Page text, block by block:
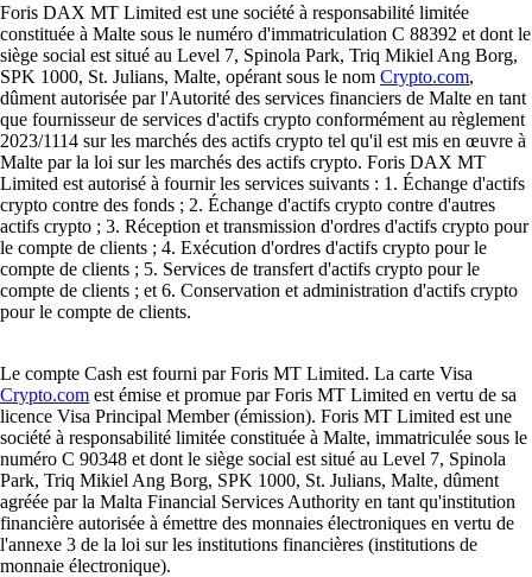
Foris DAX MT Limited est une société à responsabilité limitée
constituée à Malte sous le numéro d'immatriculation C 88392 et dont le
siège social est situé au Level 7, Spinola Park, Triq Mikiel Ang Borg,
SPK 1000, St. Julians, Malte, opérant sous le nom Crypto.com,
dûment autorisée par l'Autorité des services financiers de Malte en tant
que fournisseur de services d'actifs crypto conformément au règlement
2023/1114 sur les marchés des actifs crypto tel qu'il est mis en œuvre à
Malte par la loi sur les marchés des actifs crypto. Foris DAX MT
Limited est autorisé à fournir les services suivants : 1. Échange d'actifs
crypto contre des fonds ; 2. Échange d'actifs crypto contre d'autres
actifs crypto ; 3. Réception et transmission d'ordres d'actifs crypto pour
le compte de clients ; 4. Exécution d'ordres d'actifs crypto pour le
compte de clients ; 5. Services de transfert d'actifs crypto pour le
compte de clients ; et 6. Conservation et administration d'actifs crypto
pour le compte de clients.
Le compte Cash est fourni par Foris MT Limited. La carte Visa
Crypto.com est émise et promue par Foris MT Limited en vertu de sa
licence Visa Principal Member (émission). Foris MT Limited est une
société à responsabilité limitée constituée à Malte, immatriculée sous le
numéro C 90348 et dont le siège social est situé au Level 7, Spinola
Park, Triq Mikiel Ang Borg, SPK 1000, St. Julians, Malte, dûment
agréée par la Malta Financial Services Authority en tant qu'institution
financière autorisée à émettre des monnaies électroniques en vertu de
l'annexe 3 de la loi sur les institutions financières (institutions de
monnaie électronique).